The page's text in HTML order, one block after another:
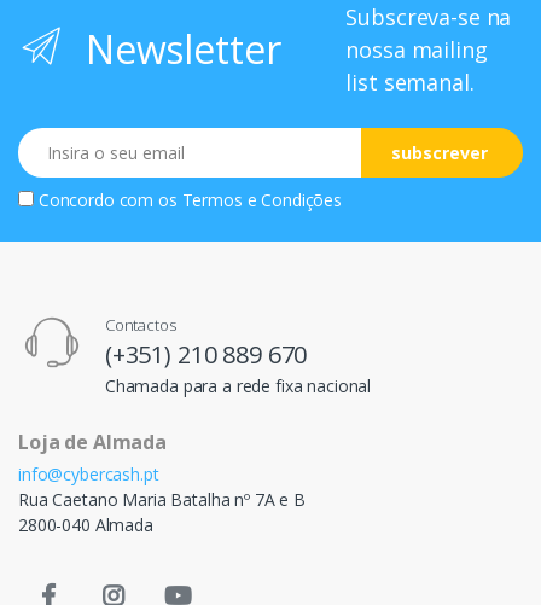
Newsletter
Subscreva-se na
nossa mailing
list semanal.
Email
subscrever
Concordo com os Termos e Condições
Contactos
(+351) 210 889 670
Chamada para a rede fixa nacional
Loja de Almada
info@cybercash.pt
Rua Caetano Maria Batalha nº 7A e B
2800-040 Almada